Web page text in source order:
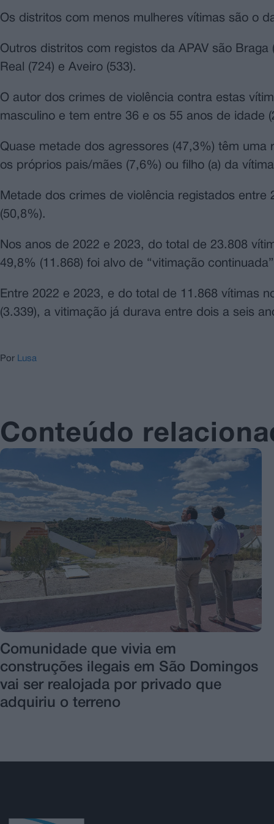
Os distritos com menos mulheres vítimas são o
Outros distritos com registos da APAV são Braga
Real (724) e Aveiro (533).
O autor dos crimes de violência contra estas
masculino e tem entre 36 e os 55 anos de idade
Quase metade dos agressores (47,3%) têm
os próprios pais/mães (7,6%) ou filho (a) da
Metade dos crimes de violência registados
(50,8%).
Nos anos de 2022 e 2023, do total de 23.808
49,8% (11.868) foi alvo de “vitimação
Entre 2022 e 2023, e do total de 11.868 vítimas
(3.339), a vitimação já durava entre dois a seis
Por Lusa
Conteúdo
Comunidade que vivia em
construções ilegais em São Domingos
vai ser realojada por privado que
adquiriu o terreno